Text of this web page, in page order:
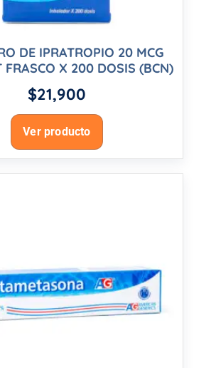
DE IPRATROPIO 20 MCG
FRASCO X 200 DOSIS (BCN)
$21,900
Ver producto